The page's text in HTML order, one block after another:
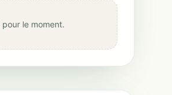
le moment.